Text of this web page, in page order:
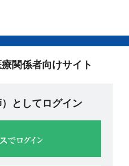
関係者向けサイト
としてログイン